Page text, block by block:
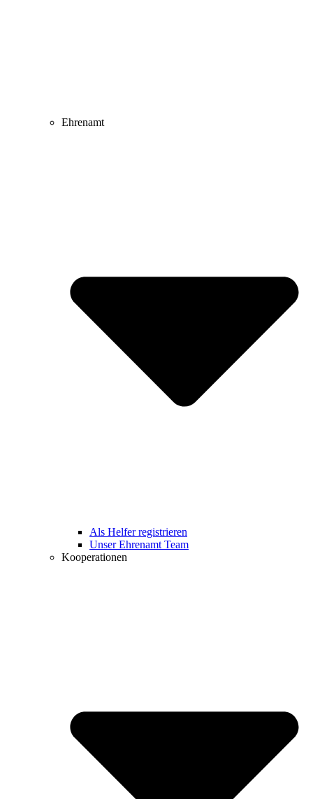
Ehrenamt
Als Helfer registrieren
Unser Ehrenamt Team
Kooperationen